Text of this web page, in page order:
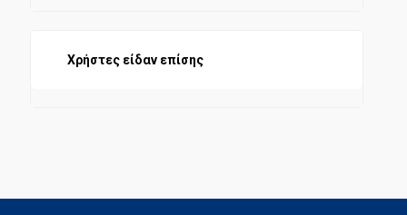
Χρήστες είδαν επίσης